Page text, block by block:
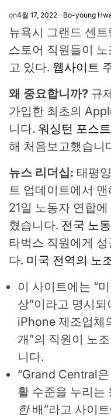
on4월 17, 2022 Bo-young
뉴욕시 그랜드 센
스토어 직원들이
고 있다. 웹사이트
왜 중요합니까? 규
가입한 최초의
니다. 워싱턴 포스트
해 처음보고했습니
뉴스 리더십: 태평
트 업데이트에서
21일 노동자 연합
혔습니다. 전국 노
타벅스 직원에게
다. 미국 전역의 노
이 사이트에는 “
상”이라고 명시
iPhone 제조업체
개”의 직원이 노
니다.
“Grand Central
활 수준을 누리는
한배”라고 사이